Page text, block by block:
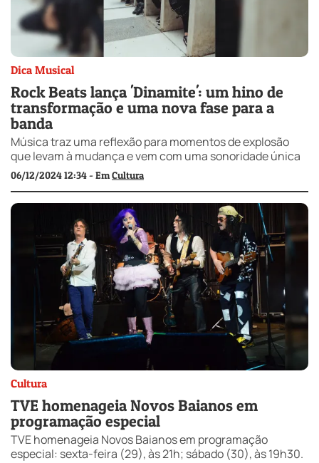
Dica Musical
Rock Beats lança 'Dinamite': um hino de
transformação e uma nova fase para a
banda
Música traz uma reflexão para momentos de explosão
que levam à mudança e vem com uma sonoridade única
06/12/2024 12:34 - EmCultura
Cultura
TVE homenageia Novos Baianos em
programação especial
TVE homenageia Novos Baianos em programação
especial: sexta-feira (29), às 21h; sábado (30), às 19h30.